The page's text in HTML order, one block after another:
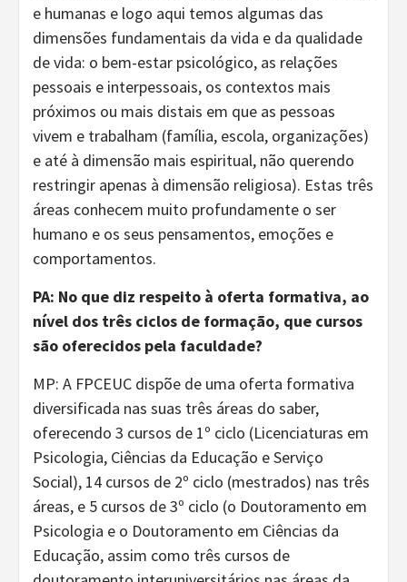
e humanas e logo aqui temos algumas das
dimensões fundamentais da vida e da qualidade
de vida: o bem-estar psicológico, as relações
pessoais e interpessoais, os contextos mais
próximos ou mais distais em que as pessoas
vivem e trabalham (família, escola, organizações)
e até à dimensão mais espiritual, não querendo
restringir apenas à dimensão religiosa). Estas três
áreas conhecem muito profundamente o ser
humano e os seus pensamentos, emoções e
comportamentos.
PA: No que diz respeito à oferta formativa, ao
nível dos três ciclos de formação, que cursos
são oferecidos pela faculdade?
MP: A FPCEUC dispõe de uma oferta formativa
diversificada nas suas três áreas do saber,
oferecendo 3 cursos de 1º ciclo (Licenciaturas em
Psicologia, Ciências da Educação e Serviço
Social), 14 cursos de 2º ciclo (mestrados) nas três
áreas, e 5 cursos de 3º ciclo (o Doutoramento em
Psicologia e o Doutoramento em Ciências da
Educação, assim como três cursos de